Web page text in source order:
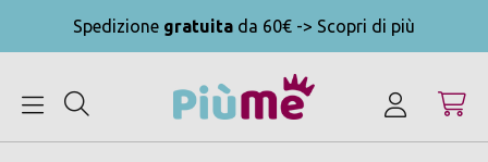
Spedizione gratuita da 60€ -> Scopri di più